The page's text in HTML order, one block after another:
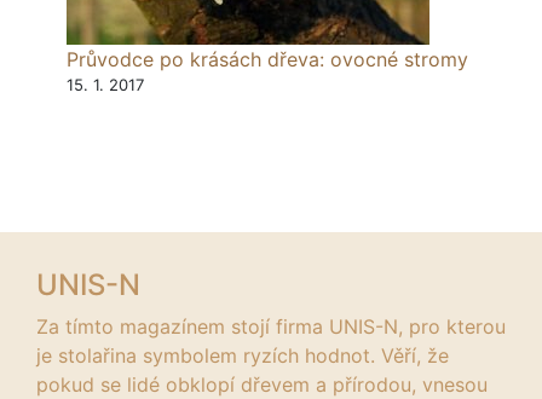
Průvodce po krásách dřeva: ovocné stromy
15. 1. 2017
UNIS-N
Za tímto magazínem stojí firma UNIS-N, pro kterou
je stolařina symbolem ryzích hodnot. Věří, že
pokud se lidé obklopí dřevem a přírodou, vnesou